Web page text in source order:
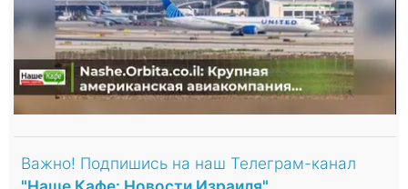
Важно! Подпишись на наш Телеграм-канал